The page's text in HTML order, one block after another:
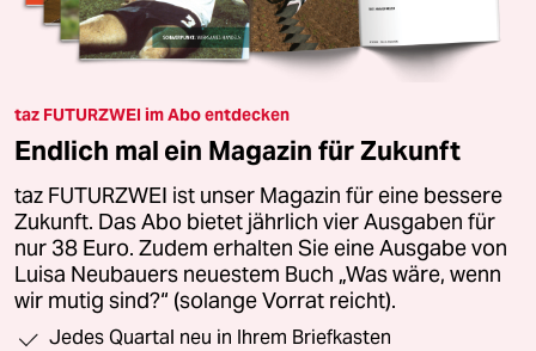
taz FUTURZWEI im Abo entdecken
Endlich mal ein Magazin für Zukunft
taz FUTURZWEI ist unser Magazin für eine bessere
Zukunft. Das Abo bietet jährlich vier Ausgaben für
nur 38 Euro. Zudem erhalten Sie eine Ausgabe von
Luisa Neubauers neuestem Buch „Was wäre, wenn
wir mutig sind?“ (solange Vorrat reicht).
Jedes Quartal neu in Ihrem Briefkasten